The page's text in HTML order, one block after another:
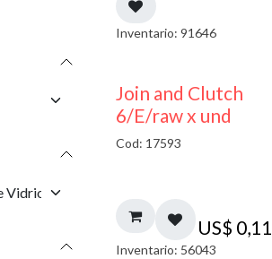
Inventario: 91646
Join and Clutch
6/E/raw x und
Cod: 17593
US$ 0,11
Inventario: 56043